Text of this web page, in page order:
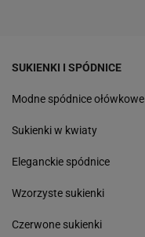
SUKIENKI I SPÓDNICE
Modne spódnice ołówkowe
Sukienki w kwiaty
Eleganckie spódnice
Wzorzyste sukienki
Czerwone sukienki